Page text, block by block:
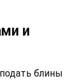
и
блины